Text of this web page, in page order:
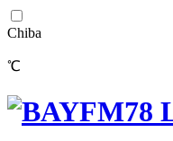
Chiba
℃